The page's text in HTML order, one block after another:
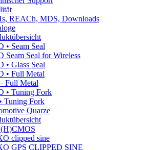
REACh, MDS, Downloads
• Seam Seal
Seam Seal for Wireless
• Glass Seal
• Full Metal
Full Metal
• Tuning Fork
Tuning Fork
Quarze
clipped sine
GPS CLIPPED SINE